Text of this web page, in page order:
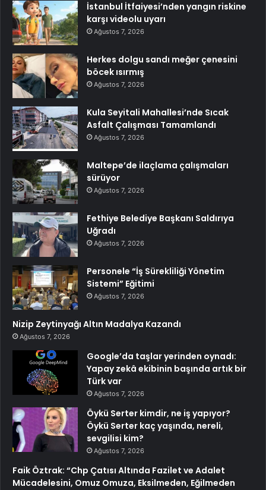
İstanbul İtfaiyesi’nden yangın riskine
karşı videolu uyarı
Ağustos 7, 2026
Herkes dolgu sandı meğer çenesini
böcek ısırmış
Ağustos 7, 2026
Kula Seyitali Mahallesi’nde Sıcak
Asfalt Çalışması Tamamlandı
Ağustos 7, 2026
Maltepe’de ilaçlama çalışmaları
sürüyor
Ağustos 7, 2026
Fethiye Belediye Başkanı Saldırıya
Uğradı
Ağustos 7, 2026
Personele “İş Sürekliliği Yönetim
Sistemi” Eğitimi
Ağustos 7, 2026
Nizip Zeytinyağı Altın Madalya Kazandı
Ağustos 7, 2026
Google’da taşlar yerinden oynadı:
Yapay zekâ ekibinin başında artık bir
Türk var
Ağustos 7, 2026
Öykü Serter kimdir, ne iş yapıyor?
Öykü Serter kaç yaşında, nereli,
sevgilisi kim?
Ağustos 7, 2026
Faik Öztrak: “Chp Çatısı Altında Fazilet ve Adalet
Mücadelesini, Omuz Omuza, Eksilmeden, Eğilmeden